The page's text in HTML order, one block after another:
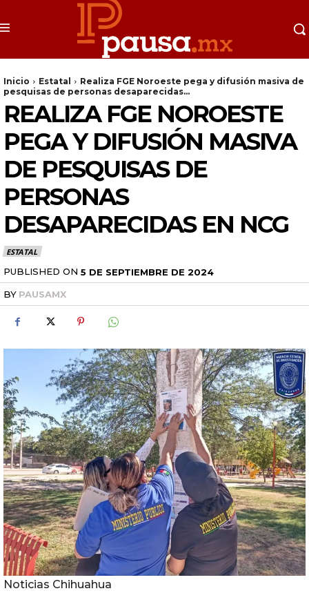
Inicio Estatal
Realiza FGE Noroeste pega y difusión masiva de
pesquisas de personas desaparecidas...
REALIZA FGE NOROESTE
PEGA Y DIFUSIÓN MASIVA
DE PESQUISAS DE
PERSONAS
DESAPARECIDAS EN NCG
ESTATAL
PUBLISHED ON 5 DE SEPTIEMBRE DE 2024
BY PAUSAMX
Noticias Chihuahua